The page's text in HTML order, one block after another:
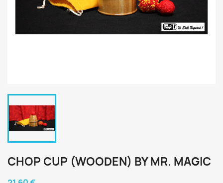
CHOP CUP (WOODEN) BY MR. MAGIC